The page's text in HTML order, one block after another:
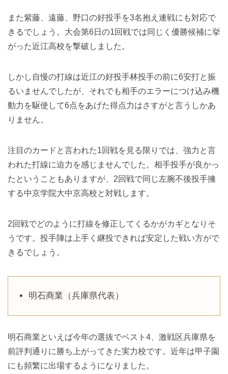
また紫藤、遠藤、野口の好投手を3名抱え連戦にも対応で
きるでしょう。大会第6日の1回戦では同じく優勝候補に挙
がった近江高校を撃破しました。
しかし自慢の打線は近江の好投手林投手の前に6安打と振
るいませんでしたが、それでも相手のエラーにつけ込み機
動力を駆使して6点をあげた得点力はさすがと言うしかあ
りません。
注目のカードと言われた1回戦を見る限りでは、強力と言
われた打線に迫力を感じませんでした。相手投手が良かっ
たということもありますが、2回戦で同じ左腕不後投手擁
する中京学院大中京高校と対戦します。
2回戦でどのように打線を修正してくるかがカギとなりそ
うです。投手陣は上手く継投できれば安定した戦い方がで
きるでしょう。
明石商業（兵庫県代表）
明石商業といえば今年の選抜でベスト4、激戦区兵庫県を
前評判通りに勝ち上がってきた実力校です。近年は甲子園
にも頻繁に出場するようになりました。